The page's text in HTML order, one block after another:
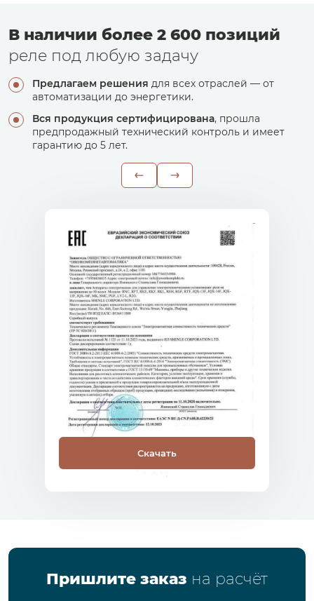
В наличии более 2 600 позиций
реле под любую задачу
Предлагаем решения для всех отраслей — от
автоматизации до энергетики.
Вся продукция сертифицирована, прошла
предпродажный технический контроль и имеет
гарантию до 5 лет.
Скачать
Пришлите заказ на расчёт